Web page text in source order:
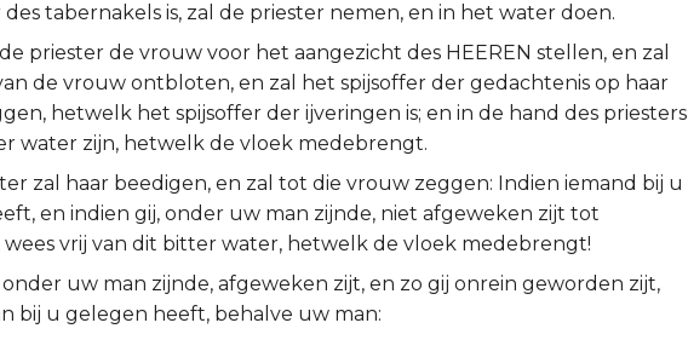
tabernakels is, zal de priester nemen, en in het water doen.
priester de vrouw voor het aangezicht des HEEREN stellen, en zal
de vrouw ontbloten, en zal het spijsoffer der gedachtenis op haar
hetwelk het spijsoffer der ijveringen is; en in de hand des priesters
water zijn, hetwelk de vloek medebrengt.
zal haar beedigen, en zal tot die vrouw zeggen: Indien iemand bij u
en indien gij, onder uw man zijnde, niet afgeweken zijt tot
wees vrij van dit bitter water, hetwelk de vloek medebrengt!
onder uw man zijnde, afgeweken zijt, en zo gij onrein geworden zijt,
bij u gelegen heeft, behalve uw man: